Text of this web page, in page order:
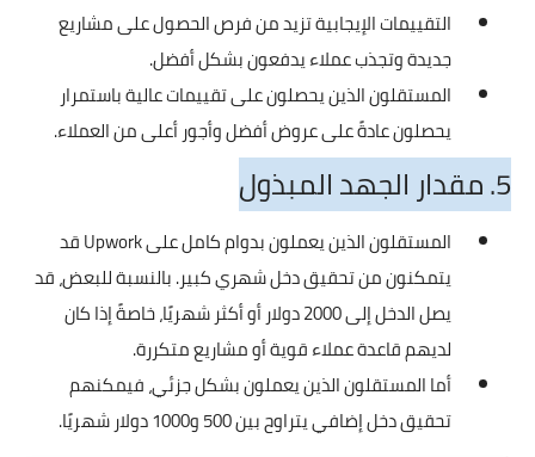
التقييمات الإيجابية تزيد من فرص الحصول على مشاريع
جديدة وتجذب عملاء يدفعون بشكل أفضل.
المستقلون الذين يحصلون على تقييمات عالية باستمرار
يحصلون عادةً على عروض أفضل وأجور أعلى من العملاء.
5. مقدار الجهد المبذول
المستقلون الذين يعملون بدوام كامل على Upwork قد
يتمكنون من تحقيق دخل شهري كبير. بالنسبة للبعض، قد
يصل الدخل إلى 2000 دولار أو أكثر شهريًا، خاصةً إذا كان
لديهم قاعدة عملاء قوية أو مشاريع متكررة.
أما المستقلون الذين يعملون بشكل جزئي، فيمكنهم
تحقيق دخل إضافي يتراوح بين 500 و1000 دولار شهريًا.